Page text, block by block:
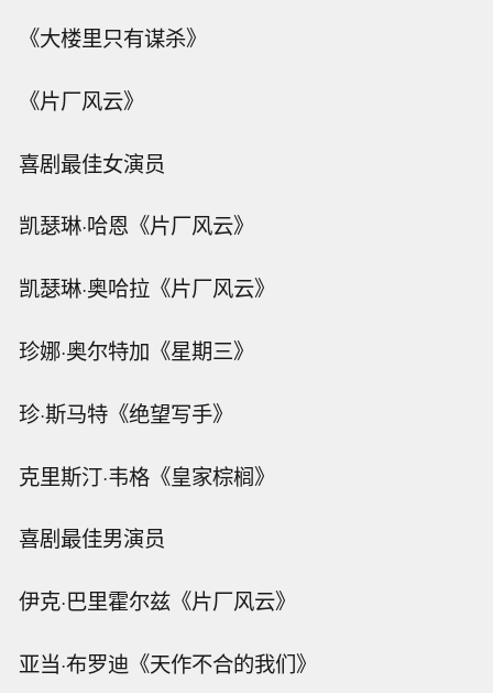
《大楼里只有谋杀》
《片厂风云》
喜剧最佳女演员
凯瑟琳·哈恩《片厂风云》
凯瑟琳·奥哈拉《片厂风云》
珍娜·奥尔特加《星期三》
珍·斯马特《绝望写手》
克里斯汀·韦格《皇家棕榈》
喜剧最佳男演员
伊克·巴里霍尔兹《片厂风云》
亚当·布罗迪《天作不合的我们》